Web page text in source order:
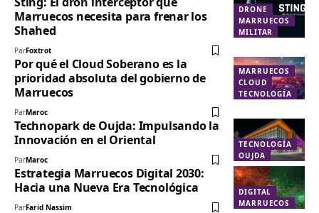
DRONE
MARRUECOS
MILITAR
Marruecos necesita para frenar los
Shahed
ParFoxtrot
MARRUECOS
CLOUD
TECNOLOGÍA
Por qué el Cloud Soberano es la
prioridad absoluta del gobierno de
Marruecos
ParMaroc
TECNOLOGÍA
OUJDA
Technopark de Oujda: Impulsando la
Innovación en el Oriental
ParMaroc
DIGITAL
MARRUECOS
Estrategia Marruecos Digital 2030:
Hacia una Nueva Era Tecnológica
ParFarid Nassim